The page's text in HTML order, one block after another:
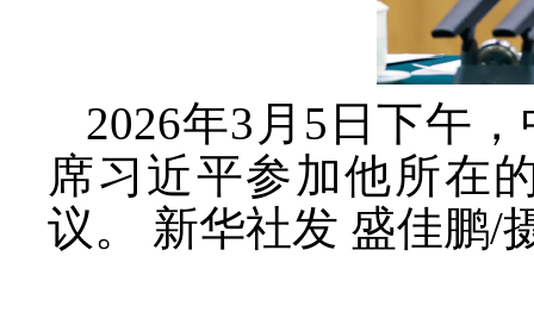
2026年3月5日下午
席习近平参加他所在
议。 新华社发 盛佳鹏/